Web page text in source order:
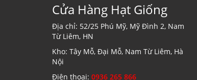
Cửa Hàng Hạt Giống
Địa chỉ: 52/25 Phú Mỹ, Mỹ Đình 2, Nam
Từ Liêm, HN
Kho: Tây Mỗ, Đại Mỗ, Nam Từ Liêm, Hà
Nội
Điện thoại: 0936 265 866